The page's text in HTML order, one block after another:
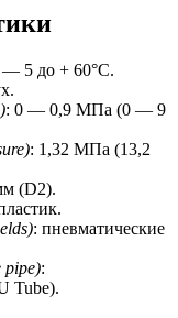
— 5 до + 60°C.
: 0 — 0,9 МПа (0 — 9
: 1,32 МПа (13,2
(D2).
: пневматические
pipe):
Tube).